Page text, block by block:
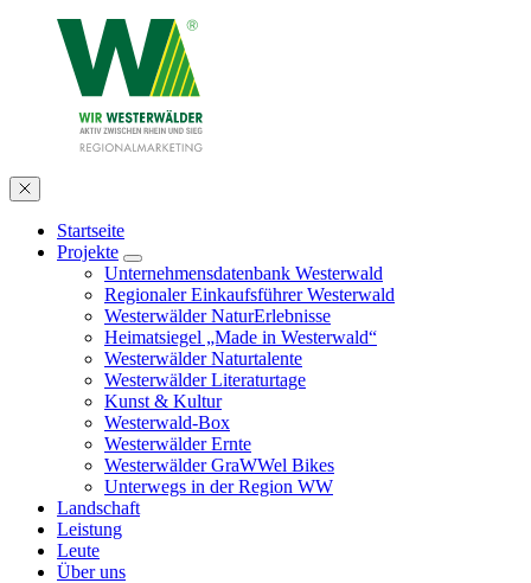
Startseite
Projekte
Unternehmensdatenbank Westerwald
Regionaler Einkaufsführer Westerwald
Westerwälder NaturErlebnisse
Heimatsiegel „Made in Westerwald“
Westerwälder Naturtalente
Westerwälder Literaturtage
Kunst & Kultur
Westerwald-Box
Westerwälder Ernte
Westerwälder GraWWel Bikes
Unterwegs in der Region WW
Landschaft
Leistung
Leute
Über uns